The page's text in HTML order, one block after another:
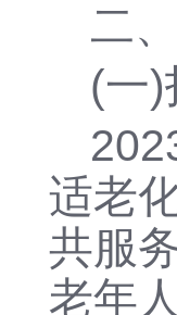
二
(一
适老
共服
老年